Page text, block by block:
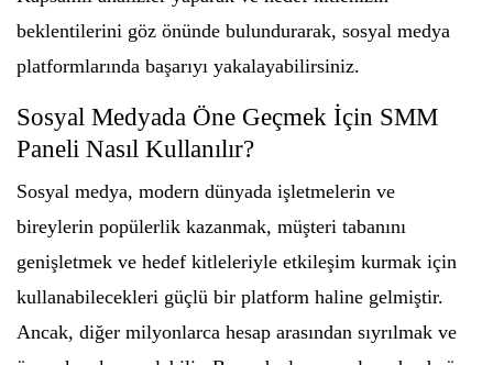
beklentilerini göz önünde bulundurarak, sosyal medya
platformlarında başarıyı yakalayabilirsiniz.
Sosyal Medyada Öne Geçmek İçin SMM
Paneli Nasıl Kullanılır?
Sosyal medya, modern dünyada işletmelerin ve
bireylerin popülerlik kazanmak, müşteri tabanını
genişletmek ve hedef kitleleriyle etkileşim kurmak için
kullanabilecekleri güçlü bir platform haline gelmiştir.
Ancak, diğer milyonlarca hesap arasından sıyrılmak ve